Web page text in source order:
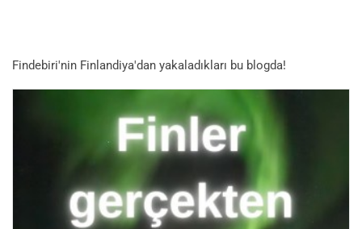
Findebiri'nin Finlandiya'dan yakaladıkları bu blogda!